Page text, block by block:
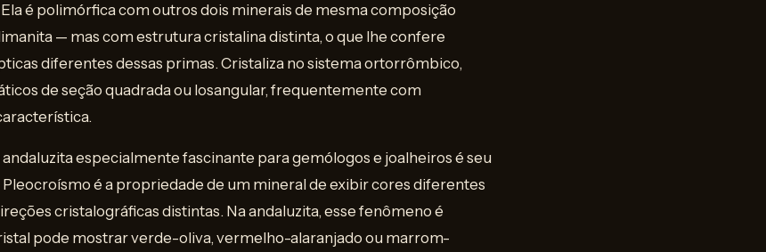
é polimórfica com outros dois minerais de mesma composição
— mas com estrutura cristalina distinta, o que lhe confere
diferentes dessas primas. Cristaliza no sistema ortorrômbico,
de seção quadrada ou losangular, frequentemente com
especialmente fascinante para gemólogos e joalheiros é seu
é a propriedade de um mineral de exibir cores diferentes
cristalográficas distintas. Na andaluzita, esse fenômeno é
pode mostrar verde-oliva, vermelho-alaranjado ou marrom-